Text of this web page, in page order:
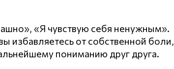
«Я чувствую себя ненужным».
избавляетесь от собственной боли,
пониманию друг друга.